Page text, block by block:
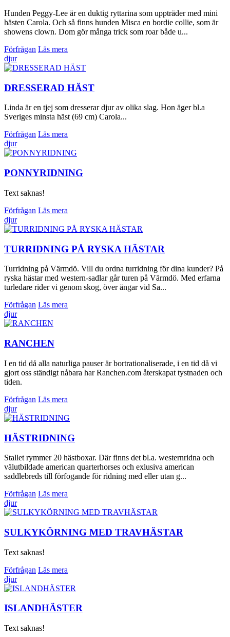
Hunden Peggy-Lee är en duktig ryttarina som uppträder med mini
hästen Carola. Och så finns hunden Misca en bordie collie, som är
showens clown. Dom gör många trick som roar både u...
Förfrågan Läs mera
djur
DRESSERAD HÄST
Linda är en tjej som dresserar djur av olika slag. Hon äger bl.a
Sveriges minsta häst (69 cm) Carola...
Förfrågan Läs mera
djur
PONNYRIDNING
Text saknas!
Förfrågan Läs mera
djur
TURRIDNING PÅ RYSKA HÄSTAR
Turridning på Värmdö. Vill du ordna turridning för dina kunder? På
ryska hästar med western-sadlar går turen på Värmdö. Med erfarna
turledare rider vi genom skog, över ängar vid Sa...
Förfrågan Läs mera
djur
RANCHEN
I en tid då alla naturliga pauser är bortrationaliserade, i en tid då vi
gjort oss ständigt nåbara har Ranchen.com återskapat tystnaden och
tiden.
Förfrågan Läs mera
djur
HÄSTRIDNING
Stallet rymmer 20 hästboxar. Där finns det bl.a. westernridna och
välutbildade american quarterhorses och exlusiva american
saddlebreds till förfogande för ridning med eller utan g...
Förfrågan Läs mera
djur
SULKYKÖRNING MED TRAVHÄSTAR
Text saknas!
Förfrågan Läs mera
djur
ISLANDHÄSTER
Text saknas!